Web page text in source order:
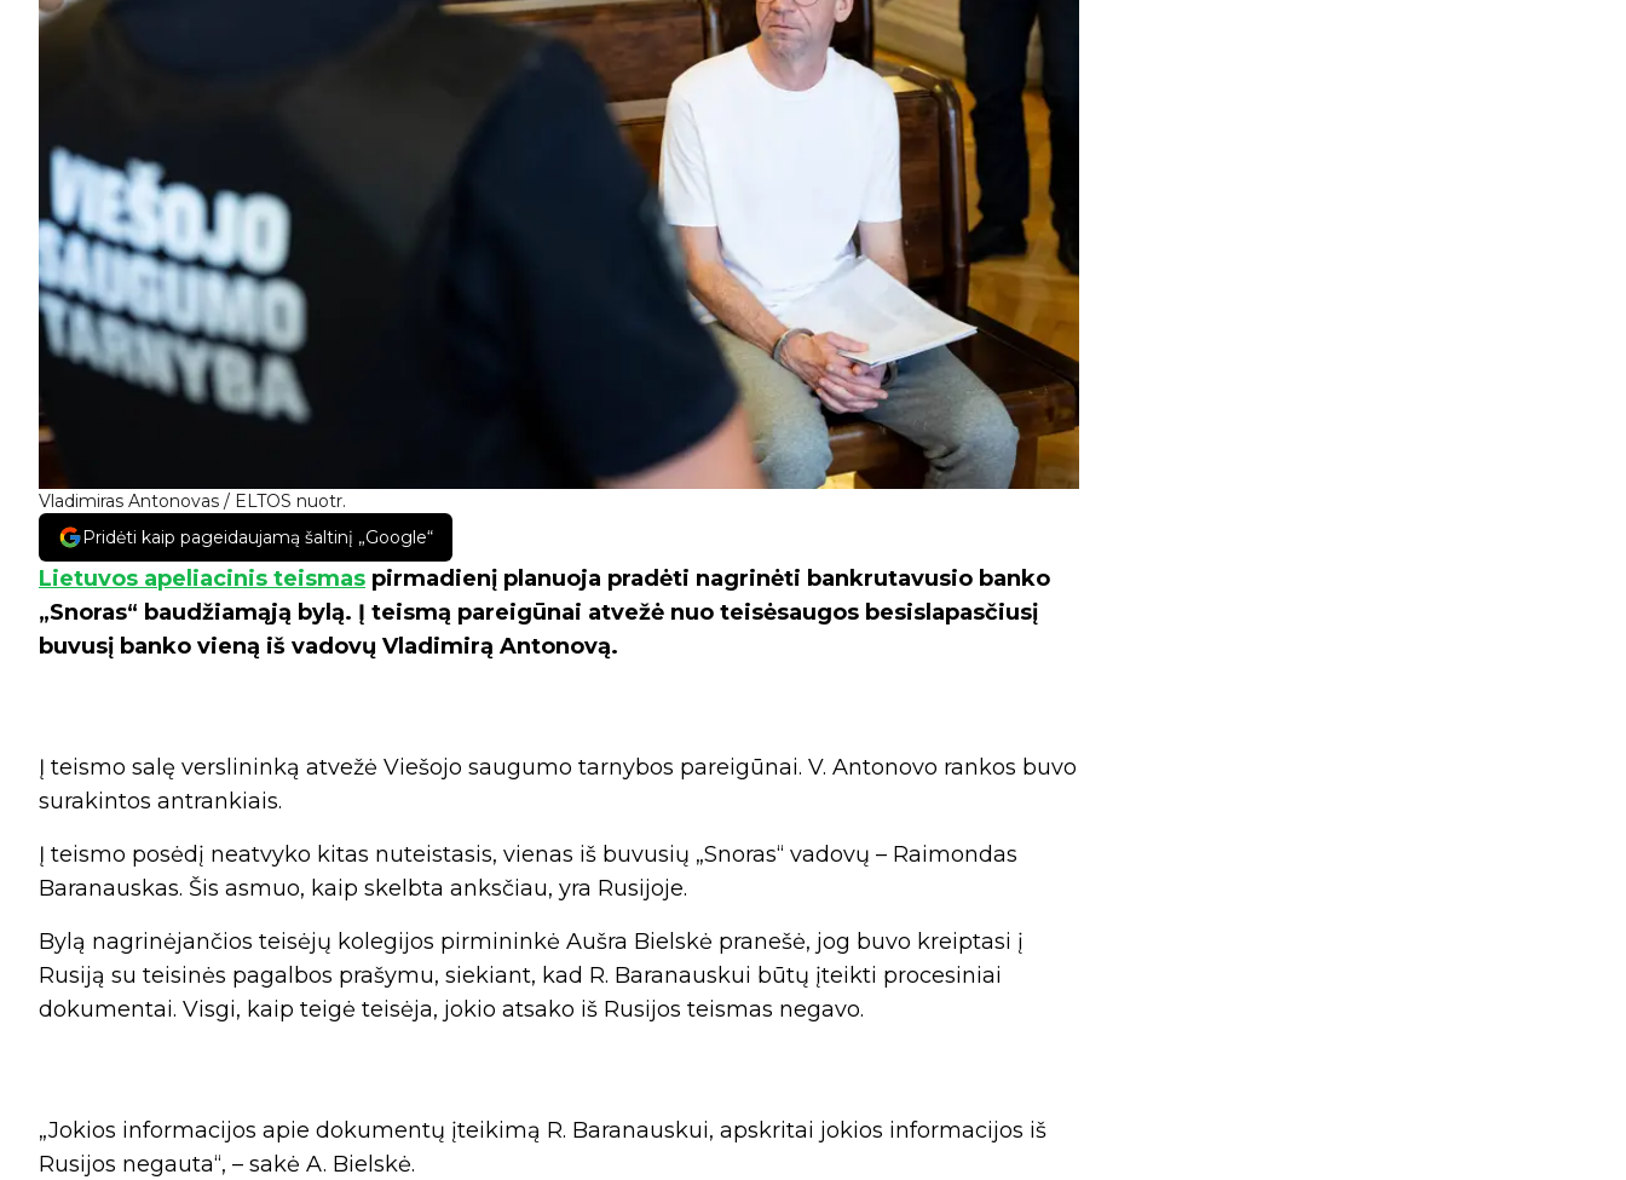
Vladimiras Antonovas / ELTOS nuotr.
Pridėti kaip pageidaujamą šaltinį „Google“
Lietuvos apeliacinis teismas pirmadienį planuoja pradėti nagrinėti bankrutavusio banko
„Snoras“ baudžiamąją bylą. Į teismą pareigūnai atvežė nuo teisėsaugos besislapasčiusį
buvusį banko vieną iš vadovų Vladimirą Antonovą.
Į teismo salę verslininką atvežė Viešojo saugumo tarnybos pareigūnai. V. Antonovo rankos buvo
surakintos antrankiais.
Į teismo posėdį neatvyko kitas nuteistasis, vienas iš buvusių „Snoras“ vadovų – Raimondas
Baranauskas. Šis asmuo, kaip skelbta anksčiau, yra Rusijoje.
Bylą nagrinėjančios teisėjų kolegijos pirmininkė Aušra Bielskė pranešė, jog buvo kreiptasi į
Rusiją su teisinės pagalbos prašymu, siekiant, kad R. Baranauskui būtų įteikti procesiniai
dokumentai. Visgi, kaip teigė teisėja, jokio atsako iš Rusijos teismas negavo.
„Jokios informacijos apie dokumentų įteikimą R. Baranauskui, apskritai jokios informacijos iš
Rusijos negauta“, – sakė A. Bielskė.